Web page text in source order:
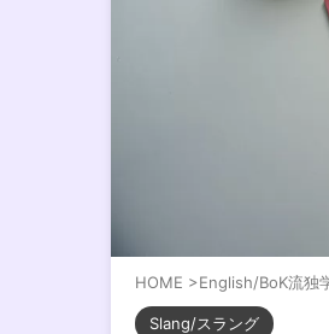
HOME >English/BoK流独
Slang/スラング